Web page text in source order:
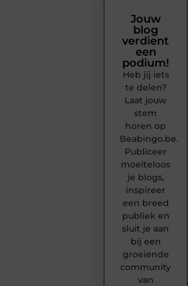
Jouw
blog
verdient
een
podium!
Heb jij iets
te delen?
Laat jouw
stem
horen op
Beabingo.be.
Publiceer
moeiteloos
je blogs,
inspireer
een breed
publiek en
sluit je aan
bij een
groeiende
community
van